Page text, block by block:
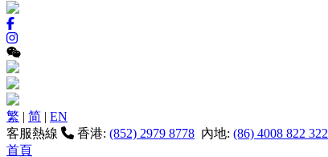
繁 | 简 | EN
客服熱線
香港: (852) 2979 8778 內地: (86) 4008 822 322
首頁